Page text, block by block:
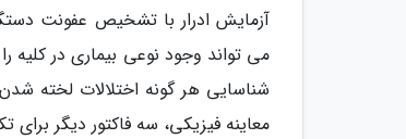
آزمایش ادرار با تشخیص عفونت
می تواند وجود نوعی بیماری در کلیه
شناسایی هر گونه اختلالات لخته
معاینه فیزیکی، سه فاکتور دیگر